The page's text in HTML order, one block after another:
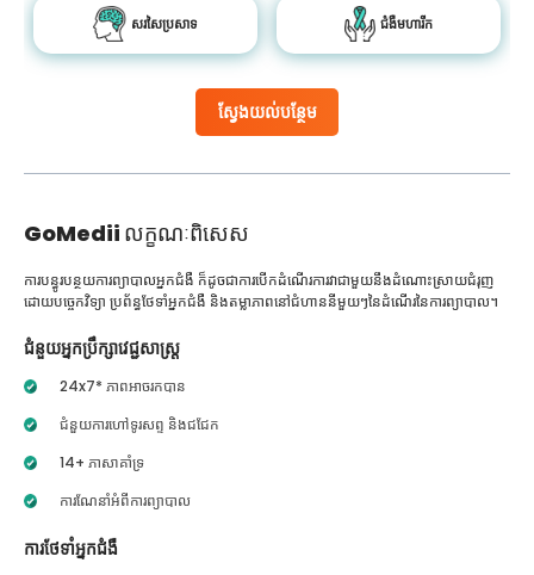
ស្វែងយល់បន្ថែម
សរសៃប្រសាទ ជំងឺមហារីក
GoMedii លក្ខណៈពិសេស
ការបន្ធូរបន្ថយការព្យាបាលអ្នកជំងឺ ក៏ដូចជាការបើកដំណើរការវាជាមួយនឹងដំណោះស្រាយជំរុញ
ដោយបច្ចេកវិទ្យា ប្រព័ន្ធថែទាំអ្នកជំងឺ និងតម្លាភាពនៅជំហាននីមួយៗនៃដំណើរនៃការព្យាបាល។
ជំនួយអ្នកប្រឹក្សាវេជ្ជសាស្ត្រ
24x7* ភាពអាចរកបាន
ជំនួយការហៅទូរសព្ទ និងជជែក
14+ ភាសាគាំទ្រ
ការណែនាំអំពីការព្យាបាល
ការថែទាំអ្នកជំងឺ